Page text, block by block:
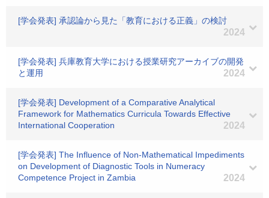
[学会発表] 承認論から見た「教育における正義」の検討
2024
[学会発表] 兵庫教育大学における授業研究アーカイブの開発
と運用
2024
[学会発表] Development of a Comparative Analytical
Framework for Mathematics Curricula Towards Effective
International Cooperation
2024
[学会発表] The Influence of Non-Mathematical Impediments
on Development of Diagnostic Tools in Numeracy
Competence Project in Zambia
2024